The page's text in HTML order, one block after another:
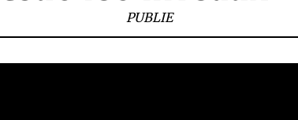
PUBLIE